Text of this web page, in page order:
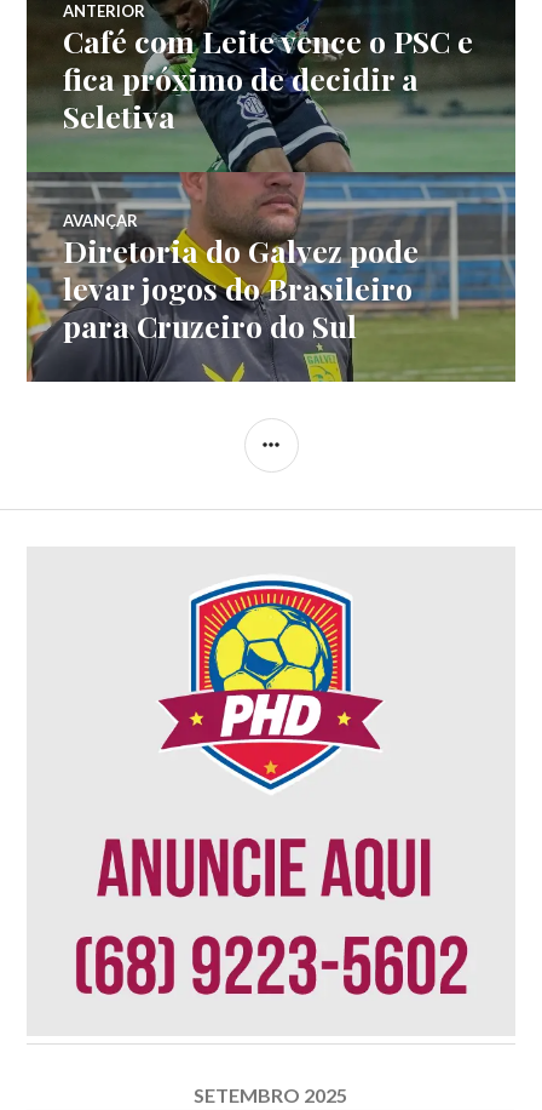
ANTERIOR
Café com Leite vence o PSC e
fica próximo de decidir a
Seletiva
AVANÇAR
Diretoria do Galvez pode
levar jogos do Brasileiro
para Cruzeiro do Sul
SETEMBRO 2025